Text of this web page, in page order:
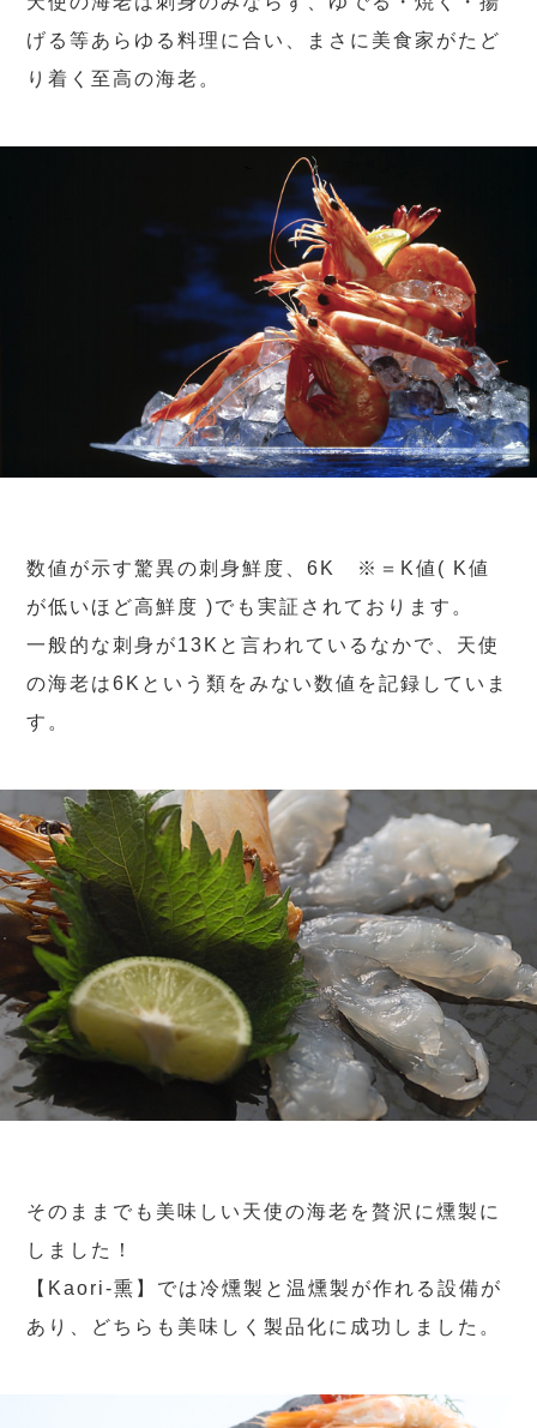
げる等あらゆる料理に合い、まさに美食家がたど
り着く至高の海老。
数値が示す驚異の刺身鮮度、6K ※＝K値( K値
が低いほど高鮮度 )でも実証されております。
一般的な刺身が13Kと言われているなかで、天使
の海老は6Kという類をみない数値を記録していま
す。
そのままでも美味しい天使の海老を贅沢に燻製に
しました！
【Kaori-熏】では冷燻製と温燻製が作れる設備が
あり、どちらも美味しく製品化に成功しました。